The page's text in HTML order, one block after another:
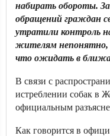
набирать обороты.
обращений граждан
утратили контроль
жителям непонятно,
что ожидать в
В связи с
истреблении собак в
официальным
Как говорится в